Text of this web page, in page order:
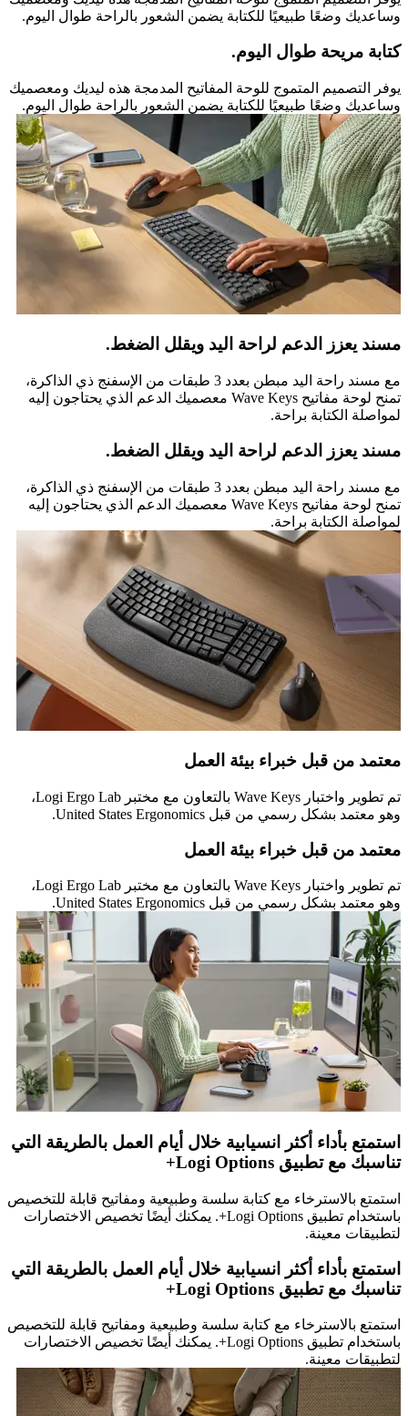
وساعديك وضعًا طبيعيًا للكتابة يضمن الشعور بالراحة طوال اليوم.
كتابة مريحة طوال اليوم.
يوفر التصميم المتموج للوحة المفاتيح المدمجة هذه ليديك ومعصميك
وساعديك وضعًا طبيعيًا للكتابة يضمن الشعور بالراحة طوال اليوم.
مسند يعزز الدعم لراحة اليد ويقلل الضغط.
مع مسند راحة اليد مبطن بعدد 3 طبقات من الإسفنج ذي الذاكرة،
تمنح لوحة مفاتيح Wave Keys معصميك الدعم الذي يحتاجون إليه
لمواصلة الكتابة براحة.
مسند يعزز الدعم لراحة اليد ويقلل الضغط.
مع مسند راحة اليد مبطن بعدد 3 طبقات من الإسفنج ذي الذاكرة،
تمنح لوحة مفاتيح Wave Keys معصميك الدعم الذي يحتاجون إليه
لمواصلة الكتابة براحة.
معتمد من قبل خبراء بيئة العمل
تم تطوير واختبار Wave Keys بالتعاون مع مختبر Logi Ergo Lab،
وهو معتمد بشكل رسمي من قبل United States Ergonomics.
معتمد من قبل خبراء بيئة العمل
تم تطوير واختبار Wave Keys بالتعاون مع مختبر Logi Ergo Lab،
وهو معتمد بشكل رسمي من قبل United States Ergonomics.
استمتع بأداء أكثر انسيابية خلال أيام العمل بالطريقة التي
تناسبك مع تطبيق Logi Options+
استمتع بالاسترخاء مع كتابة سلسة وطبيعية ومفاتيح قابلة للتخصيص
باستخدام تطبيق Logi Options+. يمكنك أيضًا تخصيص الاختصارات
لتطبيقات معينة.
استمتع بأداء أكثر انسيابية خلال أيام العمل بالطريقة التي
تناسبك مع تطبيق Logi Options+
استمتع بالاسترخاء مع كتابة سلسة وطبيعية ومفاتيح قابلة للتخصيص
باستخدام تطبيق Logi Options+. يمكنك أيضًا تخصيص الاختصارات
لتطبيقات معينة.